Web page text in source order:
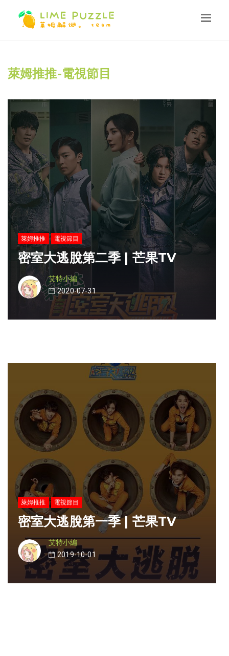
萊姆推推-電視節目
萊姆推推 電視節目
密室大逃脫第二季 | 芒果TV
艾特小編
2020-07-31
萊姆推推 電視節目
密室大逃脫第一季 | 芒果TV
艾特小編
2019-10-01